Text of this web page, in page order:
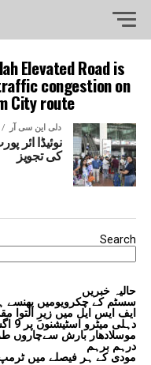
Elevated Road is
congestion on
City route."
دلی این سی آر
نوئیڈا ائر
کی تجویز
Search
حالیہ خبریں
سسٹم کے چکرویومیں پھنسے
ایف ایس ایل میں زیرِ التوا مقدمات میں
دہلی میٹرو اسٹیشنوں پر 9 اگست سےبڑھے گی سختی
موسلادھار بارش سےچاروں
درہم برہم
مودی کے ہر فیصلے میں